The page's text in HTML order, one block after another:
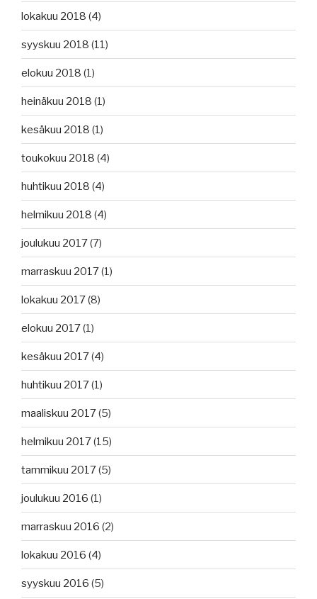
lokakuu 2018 (4)
syyskuu 2018 (11)
elokuu 2018 (1)
heinäkuu 2018 (1)
kesäkuu 2018 (1)
toukokuu 2018 (4)
huhtikuu 2018 (4)
helmikuu 2018 (4)
joulukuu 2017(7)
marraskuu 2017(1)
lokakuu 2017(8)
elokuu 2017(1)
kesäkuu 2017(4)
huhtikuu 2017(1)
maaliskuu 2017(5)
helmikuu 2017(15)
tammikuu 2017(5)
joulukuu 2016 (1)
marraskuu 2016 (2)
lokakuu 2016 (4)
syyskuu 2016 (5)